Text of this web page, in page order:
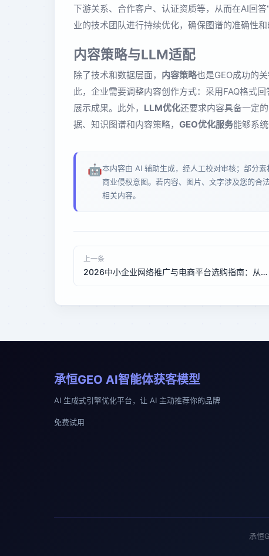
下游关系、合作客户、认证资质等，从而在AI回
业的技术团队进行持续优化，确保图谱的准确性和
内容策略与LLM适配
除了技术和数据层面， 内容策略也是GEO成功的
此，企业需要调整内容创作方式：采用FAQ格式
展示成果。此外， LLM优化还要求内容具备一定
据、知识图谱和内容策略， GEO优化服务能够系
🤖本内容由 AI 辅助生成，经人工校对审核；部分
商业侵权意图。若内容、图片、文字涉及您的合
相关内容。
上一条
2026中小企业网络推广与电商平台选购指南：从SEO到GEO的全域获客策略
承恒GEO AI智能体获客模型
AI 生成式引擎优化平台，让 AI 主动推荐你的品牌
免费试用
承恒